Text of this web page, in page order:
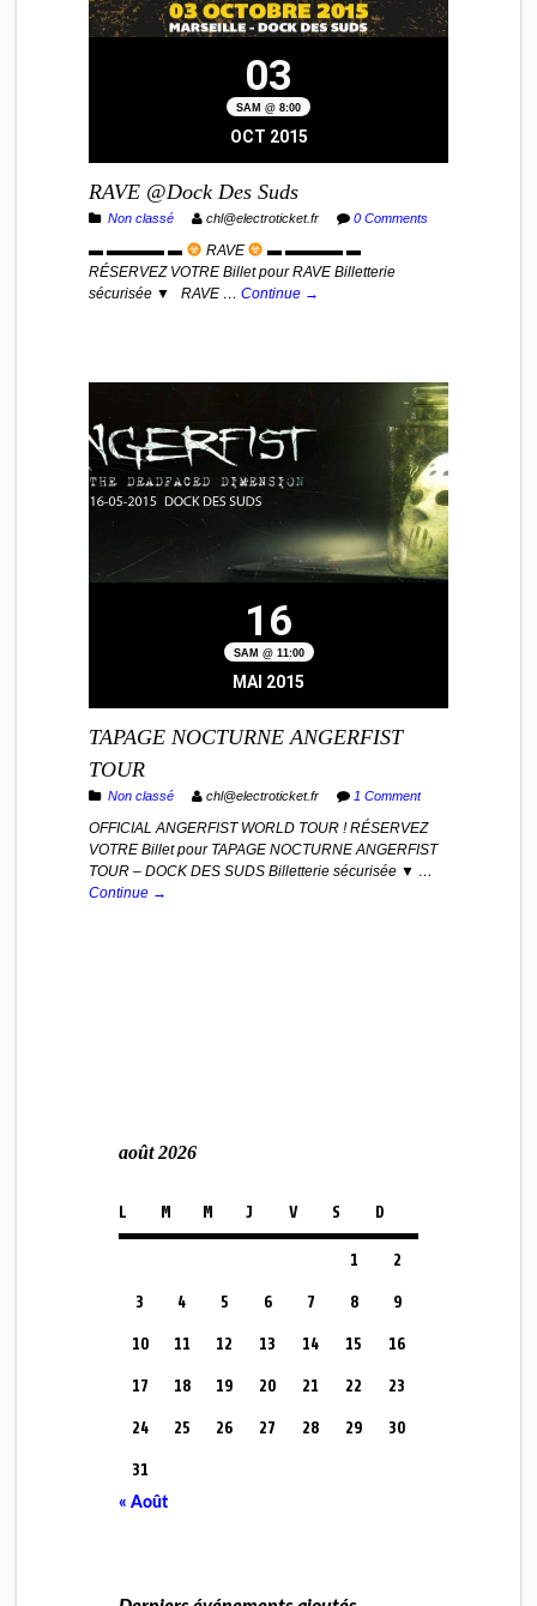
03
SAM @ 8:00
OCT 2015
RAVE @Dock Des Suds
Non classé chl@electroticket.fr 0 Comments
▬ ▬▬▬▬ ▬ RAVE
▬ ▬▬▬▬ ▬
RÉSERVEZ VOTRE Billet pour RAVE Billetterie
sécurisée ▼ RAVE … Continue →
16
SAM @ 11:00
MAI 2015
TAPAGE NOCTURNE ANGERFIST
TOUR
Non classé chl@electroticket.fr 1 Comment
OFFICIAL ANGERFIST WORLD TOUR ! RÉSERVEZ
VOTRE Billet pour TAPAGE NOCTURNE ANGERFIST
TOUR – DOCK DES SUDS Billetterie sécurisée ▼ …
Continue →
août 2026
L M M J V S D
1 2
3 4 5 6 7 8 9
10 11 12 13 14 15 16
17 18 19 20 21 22 23
24 25 26 27 28 29 30
31
« Août